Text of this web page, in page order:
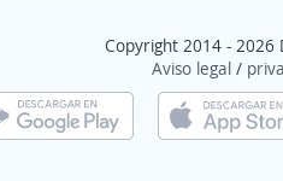
Copyright 2014 - 2026
Aviso legal/